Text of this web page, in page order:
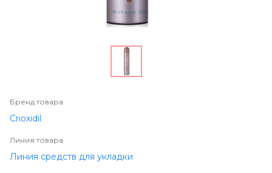
Бренд товара
Crioxidil
Линия товара
Линия средств для укладки